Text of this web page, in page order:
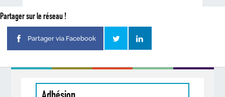
Partager sur le réseau !
Partager via Facebook